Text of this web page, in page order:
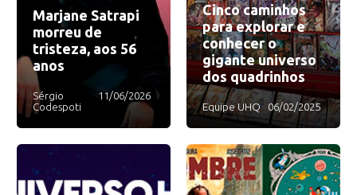
Marjane Satrapi
morreu de
tristeza, aos 56
anos
Sérgio
Codespoti
11/06/2026
Cinco caminhos
para explorar e
conhecer o
gigante universo
dos quadrinhos
Equipe UHQ 06/02/2025